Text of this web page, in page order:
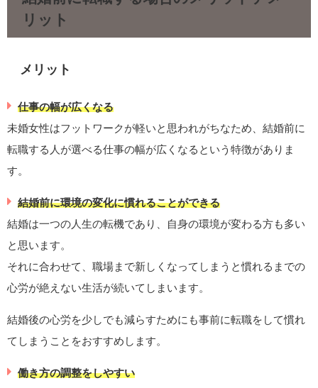
リット
メリット
仕事の幅が広くなる
未婚女性はフットワークが軽いと思われがちなため、結婚前に
転職する人が選べる仕事の幅が広くなるという特徴がありま
す。
結婚前に環境の変化に慣れることができる
結婚は一つの人生の転機であり、自身の環境が変わる方も多い
と思います。
それに合わせて、職場まで新しくなってしまうと慣れるまでの
心労が絶えない生活が続いてしまいます。
結婚後の心労を少しでも減らすためにも事前に転職をして慣れ
てしまうことをおすすめします。
働き方の調整をしやすい